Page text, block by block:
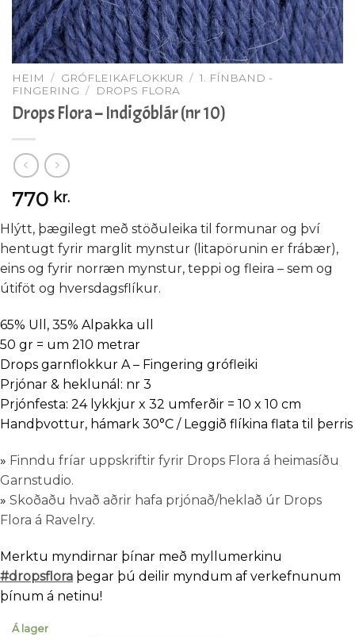
HEIM / GRÓFLEIKAFLOKKUR / 1. FÍNBAND -
FINGERING / DROPS FLORA
Drops Flora – Indigóblár (nr 10)
770 kr.
Hlýtt, þægilegt með stöðuleika til formunar og því
hentugt fyrir marglit mynstur (litapörunin er frábær),
eins og fyrir norræn mynstur, teppi og fleira – sem og
útiföt og hversdagsflíkur.
65% Ull, 35% Alpakka ull
50 gr = um 210 metrar
Drops garnflokkur A – Fingering grófleiki
Prjónar & heklunál: nr 3
Prjónfesta: 24 lykkjur x 32 umferðir = 10 x 10 cm
Handþvottur, hámark 30°C / Leggið flíkina flata til þerris
» Finndu fríar uppskriftir fyrir Drops Flora á heimasíðu
Garnstudio.
» Skoðaðu hvað aðrir hafa prjónað/heklað úr Drops
Flora á Ravelry.
Merktu myndirnar þínar með myllumerkinu
#dropsflora þegar þú deilir myndum af verkefnunum
þínum á netinu!
Á lager